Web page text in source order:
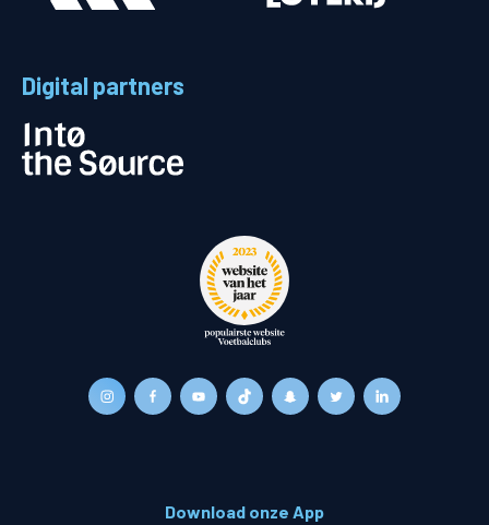
Digital partners
Download onze App